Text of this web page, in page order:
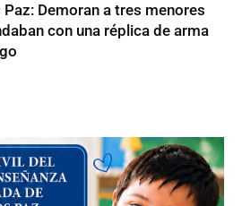
Paz: Demoran a tres menores
con una réplica de arma